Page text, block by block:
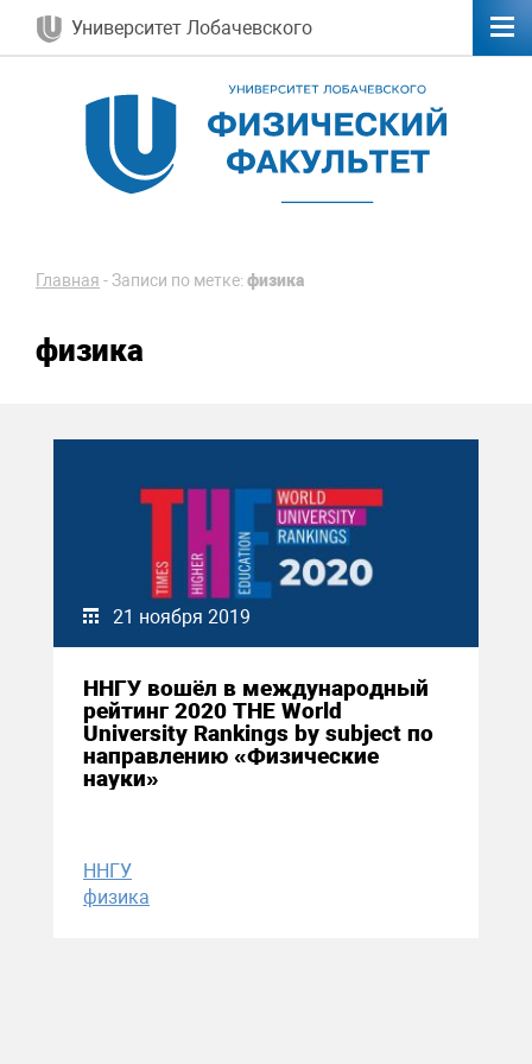
Университет Лобачевского
Главная -Записи по метке: физика
физика
21 ноября 2019
ННГУ вошёл в международный
рейтинг 2020 THE World
University Rankings by subject по
направлению «Физические
науки»
ННГУ
физика